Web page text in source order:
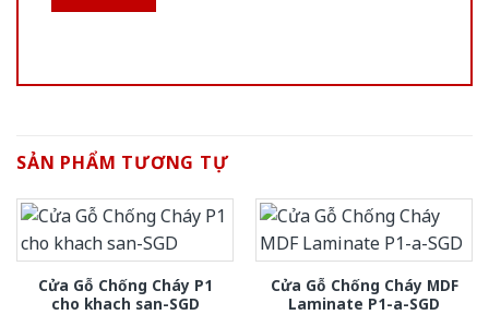
SẢN PHẨM TƯƠNG TỰ
Cửa Gỗ Chống Cháy P1
cho khach san-SGD
Cửa Gỗ Chống Cháy MDF
Laminate P1-a-SGD